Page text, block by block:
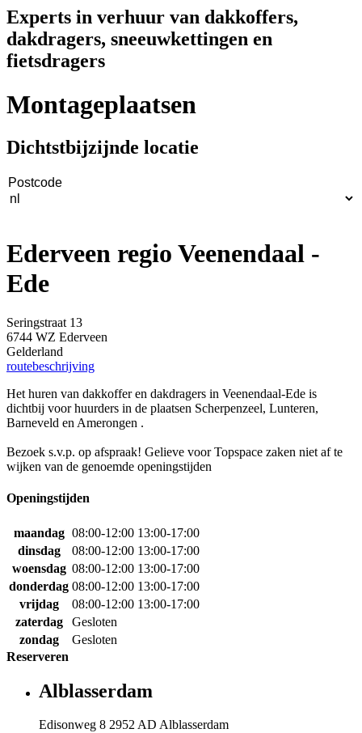
Experts in verhuur van dakkoffers,
dakdragers, sneeuwkettingen en
fietsdragers
Montageplaatsen
Dichtstbijzijnde locatie
Ederveen regio Veenendaal -
Ede
Seringstraat 13
6744 WZ Ederveen
Gelderland
routebeschrijving
Het huren van dakkoffer en dakdragers in Veenendaal-Ede is
dichtbij voor huurders in de plaatsen Scherpenzeel, Lunteren,
Barneveld en Amerongen .
Bezoek s.v.p. op afspraak! Gelieve voor Topspace zaken niet af te
wijken van de genoemde openingstijden
Openingstijden
maandag 08:00-12:00 13:00-17:00
dinsdag
08:00-12:00 13:00-17:00
woensdag 08:00-12:00 13:00-17:00
donderdag 08:00-12:00 13:00-17:00
vrijdag
08:00-12:00 13:00-17:00
zaterdag
Gesloten
zondag
Gesloten
Reserveren
Alblasserdam
Edisonweg 8 2952 AD Alblasserdam